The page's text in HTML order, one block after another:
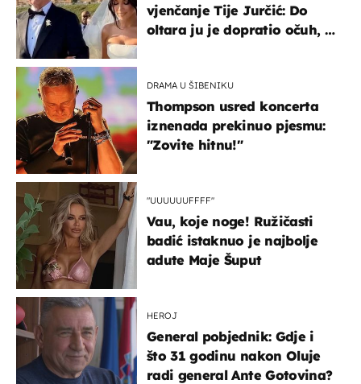
vjenčanje Tije Jurčić: Do
oltara ju je dopratio očuh, a
DRAMA U ŠIBENIKU
Thompson usred koncerta
iznenada prekinuo pjesmu:
"Zovite hitnu!"
"UUUUUUFFFF"
Vau, koje noge! Ružičasti
badić istaknuo je najbolje
adute Maje Šuput
HEROJ
General pobjednik: Gdje i
što 31 godinu nakon Oluje
radi general Ante Gotovina?